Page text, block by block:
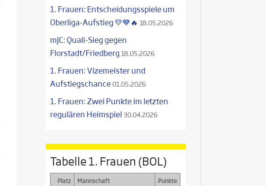
1. Frauen: Entscheidungsspiele um
Oberliga-Aufstieg 💛💙🔥 18.05.2026
mJC: Quali-Sieg gegen
Florstadt/Friedberg 18.05.2026
1. Frauen: Vizemeister und
Aufstiegschance01.05.2026
1. Frauen: Zwei Punkte im letzten
regulären Heimspiel 30.04.2026
Tabelle 1. Frauen (BOL)
Platz Mannschaft
Punkte